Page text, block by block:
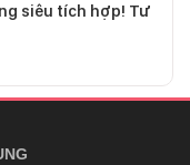
siêu tích hợp! Tư